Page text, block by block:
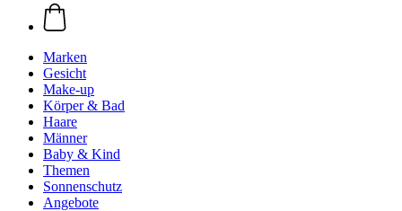
Marken
Gesicht
Make-up
Körper & Bad
Haare
Männer
Baby & Kind
Themen
Sonnenschutz
Angebote